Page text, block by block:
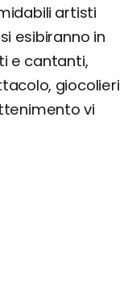
artisti
esibiranno in
e cantanti,
giocolieri
vi